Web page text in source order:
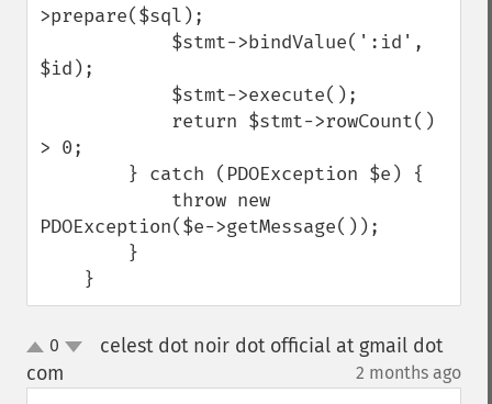
>prepare($sql);
$id);
> 0;
PDOException($e->getMessage());
    }
up0
celest dot noir dot official at gmail dot
com
2 months ago